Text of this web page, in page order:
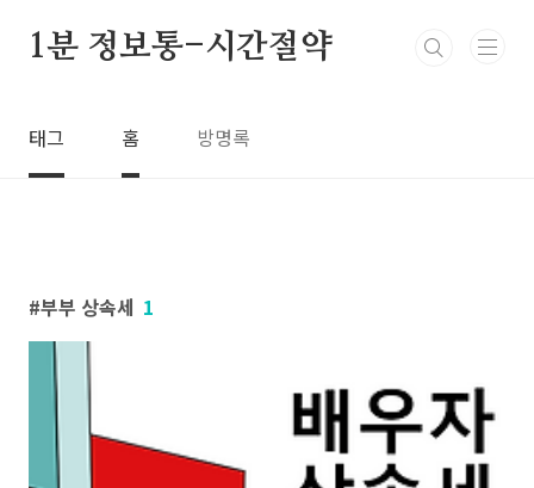
1분 정보통-시간절약
태그 홈 방명록
부부 상속세 1